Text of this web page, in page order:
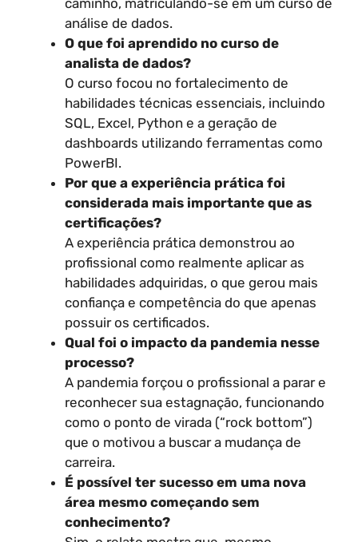
caminho, matriculando-se em um curso de
análise de dados.
O que foi aprendido no curso de
analista de dados?
O curso focou no fortalecimento de
habilidades técnicas essenciais, incluindo
SQL, Excel, Python e a geração de
dashboards utilizando ferramentas como
PowerBI.
Por que a experiência prática foi
considerada mais importante que as
certificações?
A experiência prática demonstrou ao
profissional como realmente aplicar as
habilidades adquiridas, o que gerou mais
confiança e competência do que apenas
possuir os certificados.
Qual foi o impacto da pandemia nesse
processo?
A pandemia forçou o profissional a parar e
reconhecer sua estagnação, funcionando
como o ponto de virada (“rock bottom”)
que o motivou a buscar a mudança de
carreira.
É possível ter sucesso em uma nova
área mesmo começando sem
conhecimento?